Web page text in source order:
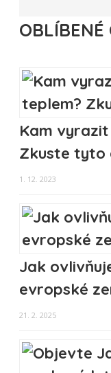
OBLÍBENÉ
Kam
Zkuste tyto
1. 12. 2023
Jak
evropské
21. 2. 2025